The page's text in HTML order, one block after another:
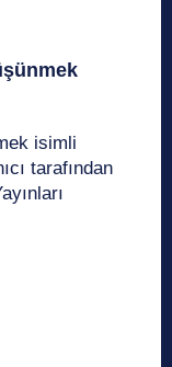
isimli
tarafından